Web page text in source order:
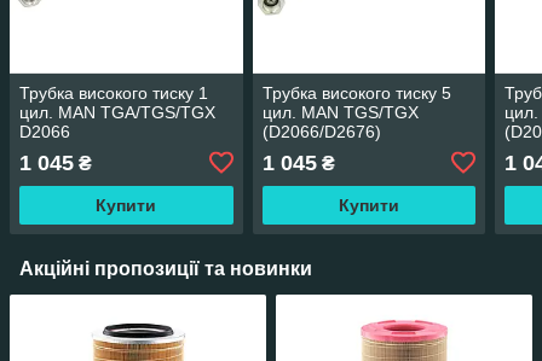
Трубка високого тиску 1
цил. MAN TGA/TGS/TGX
D2066
1 045 ₴
Купити
Трубка високого тиску 5
цил. MAN TGS/TGX
(D2066/D2676)
1 045₴
Купити
1
Акційні пропозиції та новинки